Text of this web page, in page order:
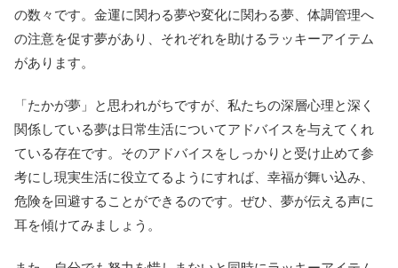
の数々です。金運に関わる夢や変化に関わる夢、体調管理へ
の注意を促す夢があり、それぞれを助けるラッキーアイテム
があります。
「たかが夢」と思われがちですが、私たちの深層心理と深く
関係している夢は日常生活についてアドバイスを与えてくれ
ている存在です。そのアドバイスをしっかりと受け止めて参
考にし現実生活に役立てるようにすれば、幸福が舞い込み、
危険を回避することができるのです。ぜひ、夢が伝える声に
耳を傾けてみましょう。